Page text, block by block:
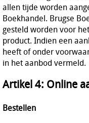
allen tijde worden
Boekhandel. Brugse
gesteld worden voor
product. Indien een
heeft of onder
in het aanbod vermeld.
Artikel 4: Online
Bestellen